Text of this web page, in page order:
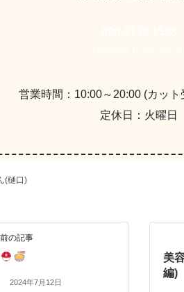
営業時間：10:00～20:00 (カット
定休日：火曜日
(樋口)
前の記事
2024年7月12日
美
編)